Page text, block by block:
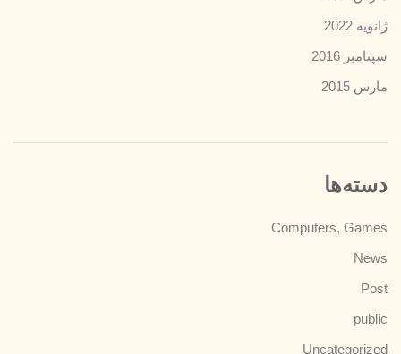
ژانویه 2022
سپتامبر 2016
مارس 2015
دسته‌ها
Computers, Games
News
Post
public
Uncategorized